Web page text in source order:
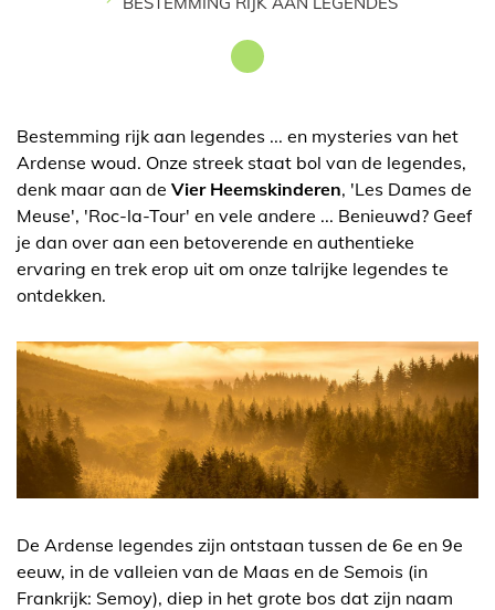
Bestemming rijk aan legendes ... en mysteries van het
Ardense woud. Onze streek staat bol van de legendes,
denk maar aan de Vier Heemskinderen, 'Les Dames de
Meuse', 'Roc-la-Tour' en vele andere ... Benieuwd? Geef
je dan over aan een betoverende en authentieke
ervaring en trek erop uit om onze talrijke legendes te
ontdekken.
De Ardense legendes zijn ontstaan tussen de 6e en 9e
eeuw, in de valleien van de Maas en de Semois (in
Frankrijk: Semoy), diep in het grote bos dat zijn naam